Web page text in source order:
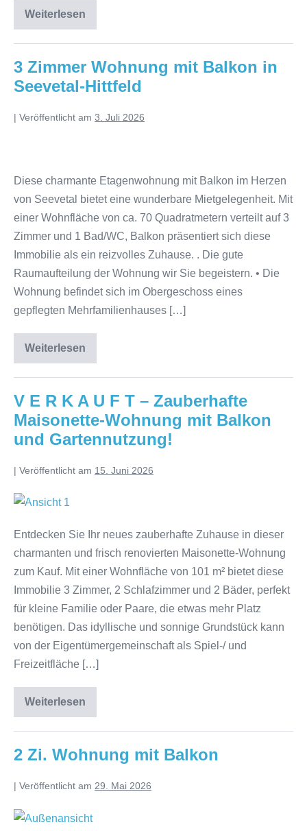
Weiterlesen
3 Zimmer Wohnung mit Balkon in
Seevetal-Hittfeld
| Veröffentlicht am 3. Juli 2026
Diese charmante Etagenwohnung mit Balkon im Herzen
von Seevetal bietet eine wunderbare Mietgelegenheit. Mit
einer Wohnfläche von ca. 70 Quadratmetern verteilt auf 3
Zimmer und 1 Bad/WC, Balkon präsentiert sich diese
Immobilie als ein reizvolles Zuhause. . Die gute
Raumaufteilung der Wohnung wir Sie begeistern. • Die
Wohnung befindet sich im Obergeschoss eines
gepflegten Mehrfamilienhauses […]
Weiterlesen
V E R K A U F T – Zauberhafte
Maisonette-Wohnung mit Balkon
und Gartennutzung!
| Veröffentlicht am 15. Juni 2026
Entdecken Sie Ihr neues zauberhafte Zuhause in dieser
charmanten und frisch renovierten Maisonette-Wohnung
zum Kauf. Mit einer Wohnfläche von 101 m² bietet diese
Immobilie 3 Zimmer, 2 Schlafzimmer und 2 Bäder, perfekt
für kleine Familie oder Paare, die etwas mehr Platz
benötigen. Das idyllische und sonnige Grundstück kann
von der Eigentümergemeinschaft als Spiel-/ und
Freizeitfläche […]
Weiterlesen
2 Zi. Wohnung mit Balkon
| Veröffentlicht am 29. Mai 2026